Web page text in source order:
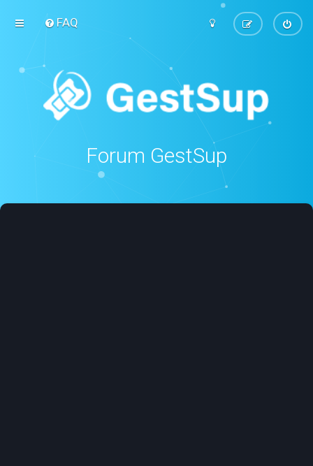
FAQ
Forum GestSup